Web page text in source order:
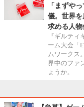
「まずや
儀。世界を
求める人物
『ギルテ
ーム大会「
ムワークス
界中のファ
ょうか。